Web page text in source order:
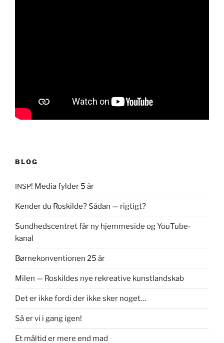
BLOG
INSP! Media fylder 5 år
Kender du Roskilde? Sådan — rigtigt?
Sundhedscentret får ny hjemmeside og YouTube-
kanal
Børnekonventionen 25 år
Milen — Roskildes nye rekreative kunstlandskab
Det er ikke fordi der ikke sker noget…
Så er vi i gang igen!
Et måltid er mere end mad